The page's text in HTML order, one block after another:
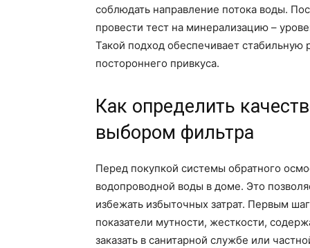
соблюдать направление потока воды.
провести тест на минерализацию –
Такой подход обеспечивает стабильную
постороннего привкуса.
Как определить
выбором фильтра
Перед покупкой системы обратного
водопроводной воды в доме. Это
избежать избыточных затрат. Первым
показатели мутности, жесткости,
заказать в санитарной службе или